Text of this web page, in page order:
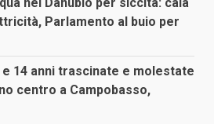
Parlamento al buio per
e 14 anni trascinate e molestate
centro a Campobasso,